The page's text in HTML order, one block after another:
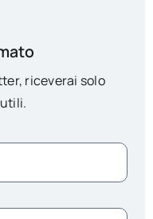
riceverai solo